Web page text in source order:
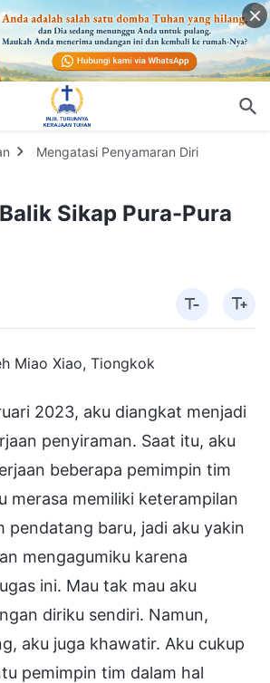
Mengatasi Penyamaran Diri
Sikap Pura-Pura
Miao Xiao, Tiongkok
2023, aku diangkat menjadi
penyiraman. Saat itu, aku
beberapa pemimpin tim
merasa memiliki keterampilan
pendatang baru, jadi aku yakin
mengagumiku karena
ini. Mau tak mau aku
diriku sendiri. Namun,
aku juga khawatir. Aku cukup
pemimpin tim dalam hal